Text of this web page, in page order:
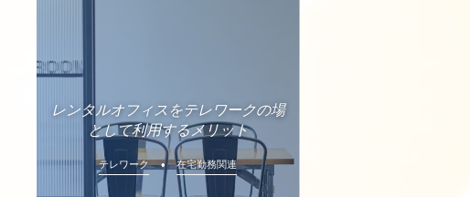
レンタルオフィスをテレワークの場
として利用するメリット
テレワーク 在宅勤務関連